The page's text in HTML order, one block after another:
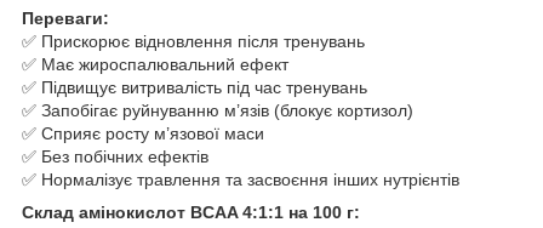
Переваги:
✅ Прискорює відновлення після тренувань
✅ Має жироспалювальний ефект
✅ Підвищує витривалість під час тренувань
✅ Запобігає руйнуванню м’язів (блокує кортизол)
✅ Сприяє росту м’язової маси
✅ Без побічних ефектів
✅ Нормалізує травлення та засвоєння інших нутрієнтів
Склад амінокислот BCAA 4:1:1 на 100 г: